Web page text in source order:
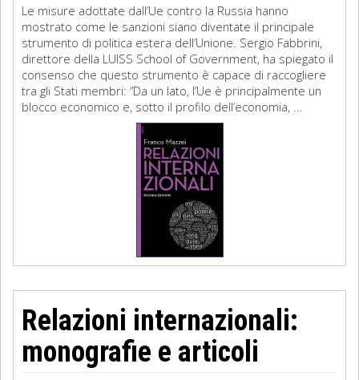
Le misure adottate dall’Ue contro la Russia hanno
mostrato come le sanzioni siano diventate il principale
strumento di politica estera dell’Unione. Sergio Fabbrini,
direttore della LUISS School of Government, ha spiegato il
consenso che questo strumento è capace di raccogliere
tra gli Stati membri: “Da un lato, l’Ue è principalmente un
blocco economico e, sotto il profilo dell’economia, ...
Relazioni internazionali:
monografie e articoli